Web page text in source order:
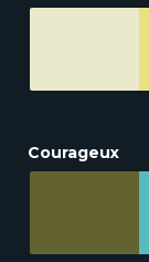
Courageux